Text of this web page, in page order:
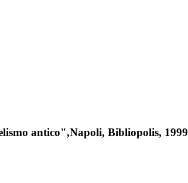
antico",Napoli, Bibliopolis, 1999